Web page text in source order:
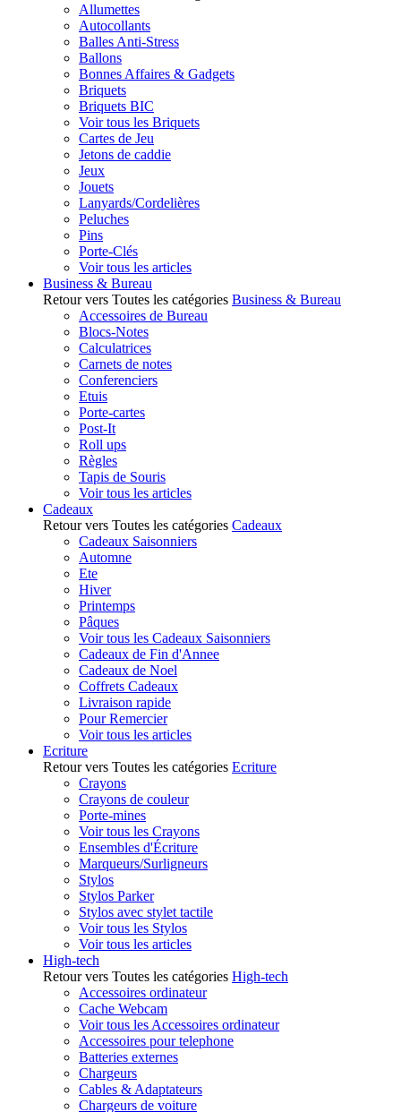
Allumettes
Autocollants
Balles Anti-Stress
Ballons
Bonnes Affaires & Gadgets
Briquets
Briquets BIC
Voir tous les Briquets
Cartes de Jeu
Jetons de caddie
Jeux
Jouets
Lanyards/Cordelières
Peluches
Pins
Porte-Clés
Voir tous les articles
Business & Bureau
Retour vers Toutes les catégories Business & Bureau
Accessoires de Bureau
Blocs-Notes
Calculatrices
Carnets de notes
Conferenciers
Etuis
Porte-cartes
Post-It
Roll ups
Règles
Tapis de Souris
Voir tous les articles
Cadeaux
Retour vers Toutes les catégories Cadeaux
Cadeaux Saisonniers
Automne
Ete
Hiver
Printemps
Pâques
Voir tous les Cadeaux Saisonniers
Cadeaux de Fin d'Annee
Cadeaux de Noel
Coffrets Cadeaux
Livraison rapide
Pour Remercier
Voir tous les articles
Ecriture
Retour vers Toutes les catégories Ecriture
Crayons
Crayons de couleur
Porte-mines
Voir tous les Crayons
Ensembles d'Écriture
Marqueurs/Surligneurs
Stylos
Stylos Parker
Stylos avec stylet tactile
Voir tous les Stylos
Voir tous les articles
High-tech
Retour vers Toutes les catégories High-tech
Accessoires ordinateur
Cache Webcam
Voir tous les Accessoires ordinateur
Accessoires pour telephone
Batteries externes
Chargeurs
Cables & Adaptateurs
Chargeurs de voiture